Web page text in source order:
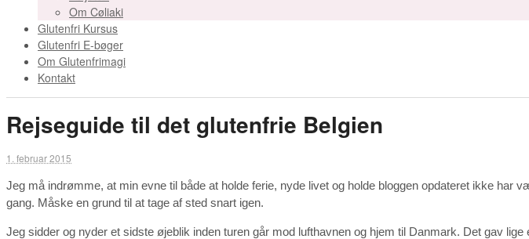
Om Cøliaki
Glutenfri Kursus
Glutenfri E-bøger
Om Glutenfrimagi
Kontakt
Rejseguide til det glutenfrie Belgien
1. februar 2015
Jeg må indrømme, at min evne til både at holde ferie, nyde livet og holde bloggen opdateret ikke har
gang. Måske en grund til at tage af sted snart igen.
Jeg sidder og nyder et sidste øjeblik inden turen går mod lufthavnen og hjem til Danmark. Det gav